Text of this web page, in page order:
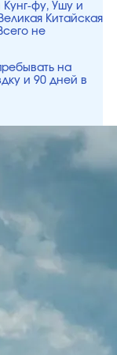
фу, Ушу и
Китайская
не
на
и 90 дней в